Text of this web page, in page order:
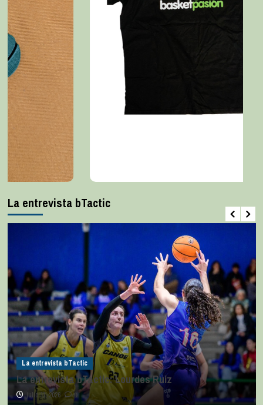
La entrevista bTactic
La entrevista bTactic
La entrevista bTactic: Lourdes Ruiz
julio 11, 2026 0